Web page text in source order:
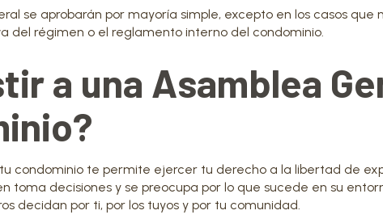
se aprobarán por mayoría simple, excepto en los casos que
del régimen o el reglamento interno del condominio.
a una Asamblea
condominio te permite ejercer tu derecho a la libertad de
toma decisiones y se preocupa por lo que sucede en su
decidan por ti, por los tuyos y por tu comunidad.